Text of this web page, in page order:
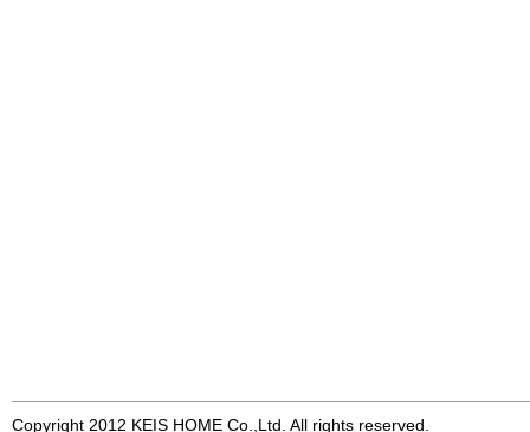
Copyright 2012 KEIS HOME Co.,Ltd. All rights reserved.